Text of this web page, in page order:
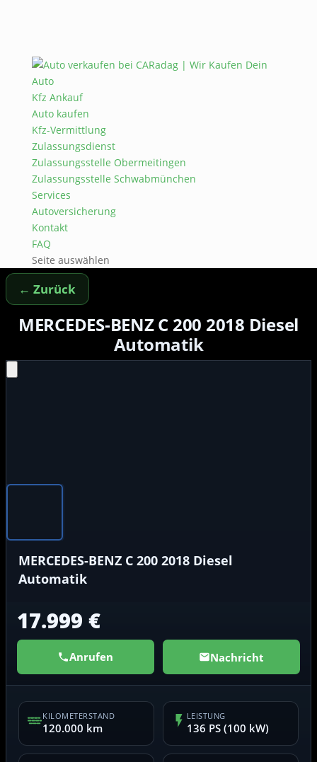
Kfz Ankauf
Auto kaufen
Kfz-Vermittlung
Zulassungsdienst
Zulassungsstelle Obermeitingen
Zulassungsstelle Schwabmünchen
Services
Autoversicherung
Kontakt
FAQ
Seite auswählen
← Zurück
MERCEDES-BENZ C 200 2018 Diesel
Automatik
MERCEDES-BENZ C 200 2018 Diesel
Automatik
17.999 €
Anrufen Nachricht
KILOMETERSTAND
120.000 km
LEISTUNG
136 PS (100 kW)